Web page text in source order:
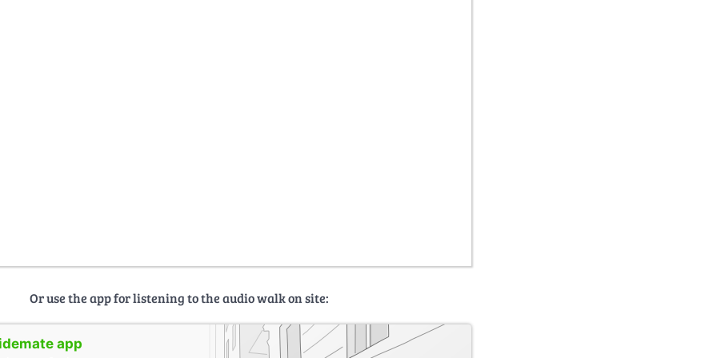
Or use the app for listening to the audio walk on site:
app